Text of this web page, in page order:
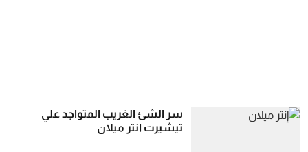
سر الشئ الغريب المتواجد علي
تيشيرت انتر ميلان